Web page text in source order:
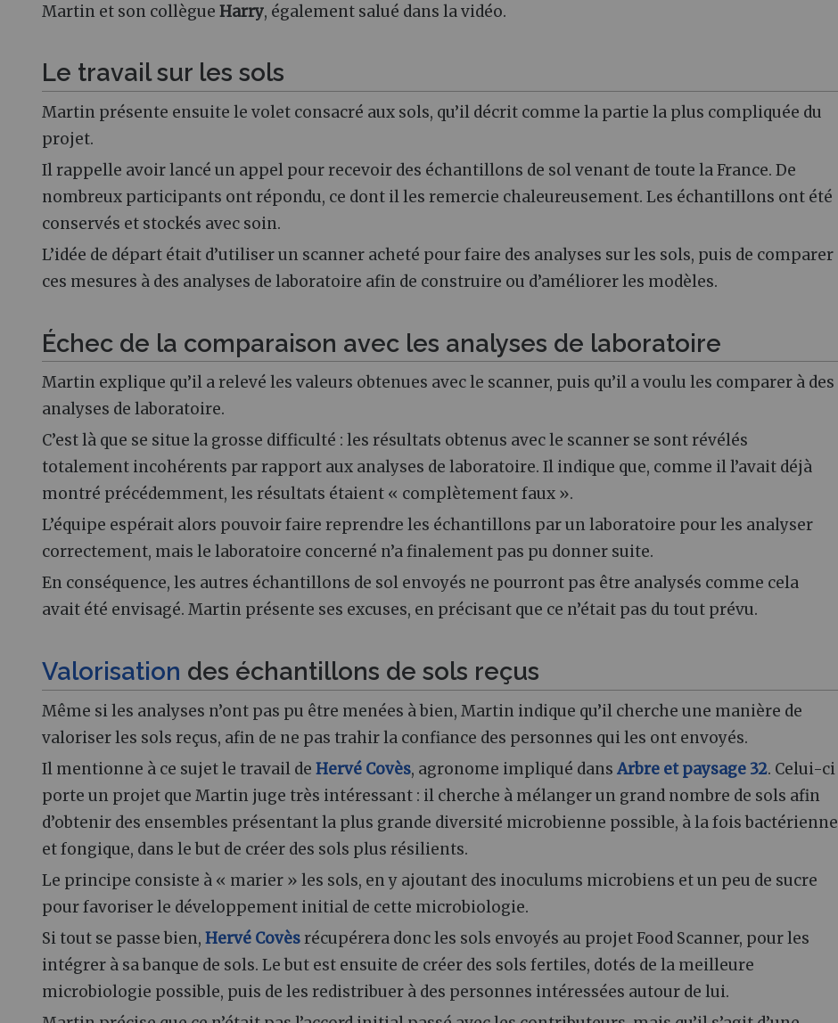
Martin et son collègue Harry, également salué dans la vidéo.
Le travail sur les sols
Martin présente ensuite le volet consacré aux sols, qu’il décrit comme la partie la plus compliquée du
projet.
Il rappelle avoir lancé un appel pour recevoir des échantillons de sol venant de toute la France. De
nombreux participants ont répondu, ce dont il les remercie chaleureusement. Les échantillons ont été
conservés et stockés avec soin.
L’idée de départ était d’utiliser un scanner acheté pour faire des analyses sur les sols, puis de comparer
ces mesures à des analyses de laboratoire afin de construire ou d’améliorer les modèles.
Échec de la comparaison avec les analyses de laboratoire
Martin explique qu’il a relevé les valeurs obtenues avec le scanner, puis qu’il a voulu les comparer à des
analyses de laboratoire.
C’est là que se situe la grosse difficulté : les résultats obtenus avec le scanner se sont révélés
totalement incohérents par rapport aux analyses de laboratoire. Il indique que, comme il l’avait déjà
montré précédemment, les résultats étaient « complètement faux ».
L’équipe espérait alors pouvoir faire reprendre les échantillons par un laboratoire pour les analyser
correctement, mais le laboratoire concerné n’a finalement pas pu donner suite.
En conséquence, les autres échantillons de sol envoyés ne pourront pas être analysés comme cela
avait été envisagé. Martin présente ses excuses, en précisant que ce n’était pas du tout prévu.
Valorisation des échantillons de sols reçus
Même si les analyses n’ont pas pu être menées à bien, Martin indique qu’il cherche une manière de
valoriser les sols reçus, afin de ne pas trahir la confiance des personnes qui les ont envoyés.
Il mentionne à ce sujet le travail de Hervé Covès, agronome impliqué dans Arbre et paysage 32. Celui-ci
porte un projet que Martin juge très intéressant : il cherche à mélanger un grand nombre de sols afin
d’obtenir des ensembles présentant la plus grande diversité microbienne possible, à la fois bactérienne
et fongique, dans le but de créer des sols plus résilients.
Le principe consiste à « marier » les sols, en y ajoutant des inoculums microbiens et un peu de sucre
pour favoriser le développement initial de cette microbiologie.
Si tout se passe bien, Hervé Covèsrécupérera donc les sols envoyés au projet Food Scanner, pour les
intégrer à sa banque de sols. Le but est ensuite de créer des sols fertiles, dotés de la meilleure
microbiologie possible, puis de les redistribuer à des personnes intéressées autour de lui.